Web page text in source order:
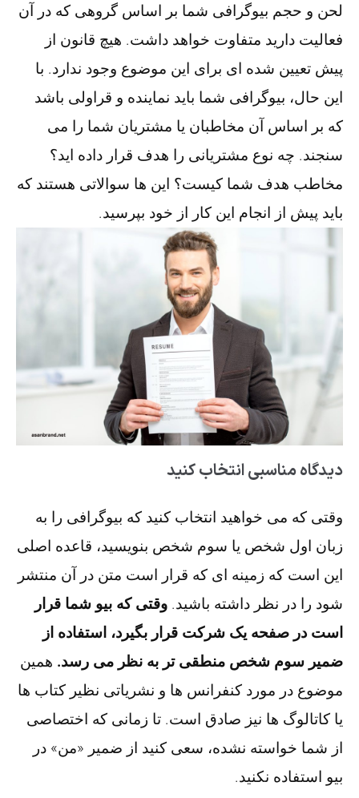
لحن و حجم بیوگرافی شما بر اساس گروهی که در آن
فعالیت دارید متفاوت خواهد داشت. هیچ قانون از
پیش تعیین شده ای برای این موضوع وجود ندارد. با
این حال، بیوگرافی شما باید نماینده و قراولی باشد
که بر اساس آن مخاطبان یا مشتریان شما را می
سنجند. چه نوع مشتریانی را هدف قرار داده اید؟
مخاطب هدف شما کیست؟ این ها سوالاتی هستند که
باید پیش از انجام این کار از خود بپرسید.
دیدگاه مناسبی انتخاب کنید
وقتی که می خواهید انتخاب کنید که بیوگرافی را به
زبان اول شخص یا سوم شخص بنویسید، قاعده اصلی
این است که زمینه ای که قرار است متن در آن منتشر
شود را در نظر داشته باشید. وقتی که بیو شما قرار
است در صفحه یک شرکت قرار بگیرد، استفاده از
ضمیر سوم شخص منطقی تر به نظر می رسد. همین
موضوع در مورد کنفرانس ها و نشریاتی نظیر کتاب ها
یا کاتالوگ ها نیز صادق است. تا زمانی که اختصاصی
از شما خواسته نشده، سعی کنید از ضمیر «من» در
بیو استفاده نکنید.